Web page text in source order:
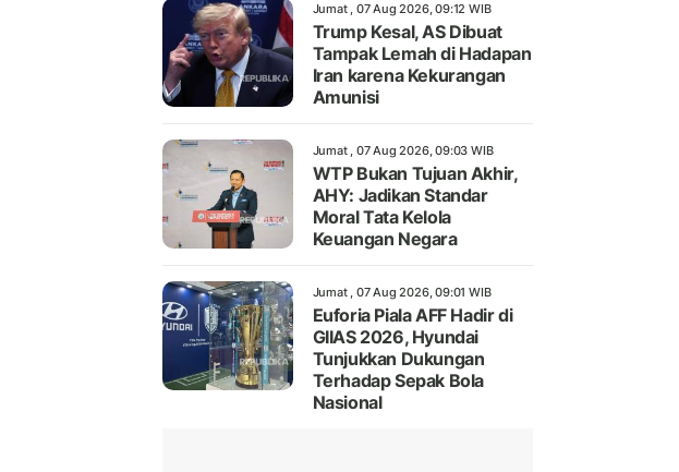
Jumat , 07 Aug 2026, 09:12 WIB
Trump Kesal, AS Dibuat
Tampak Lemah di Hadapan
Iran karena Kekurangan
Amunisi
Jumat , 07 Aug 2026, 09:03 WIB
WTP Bukan Tujuan Akhir,
AHY: Jadikan Standar
Moral Tata Kelola
Keuangan Negara
Jumat , 07 Aug 2026, 09:01 WIB
Euforia Piala AFF Hadir di
GIIAS 2026, Hyundai
Tunjukkan Dukungan
Terhadap Sepak Bola
Nasional